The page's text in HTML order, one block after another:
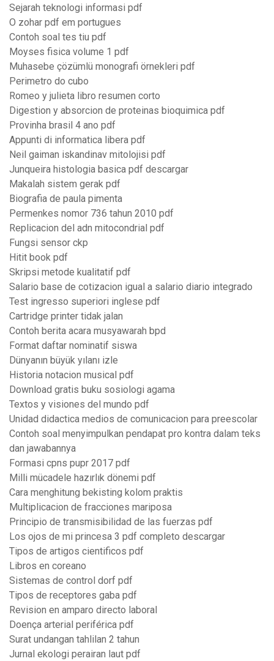
Sejarah teknologi informasi pdf
O zohar pdf em portugues
Contoh soal tes tiu pdf
Moyses fisica volume 1 pdf
Muhasebe çözümlü monografi örnekleri pdf
Perimetro do cubo
Romeo y julieta libro resumen corto
Digestion y absorcion de proteinas bioquimica pdf
Provinha brasil 4 ano pdf
Appunti di informatica libera pdf
Neil gaiman iskandinav mitolojisi pdf
Junqueira histologia basica pdf descargar
Makalah sistem gerak pdf
Biografia de paula pimenta
Permenkes nomor 736 tahun 2010 pdf
Replicacion del adn mitocondrial pdf
Fungsi sensor ckp
Hitit book pdf
Skripsi metode kualitatif pdf
Salario base de cotizacion igual a salario diario integrado
Test ingresso superiori inglese pdf
Cartridge printer tidak jalan
Contoh berita acara musyawarah bpd
Format daftar nominatif siswa
Dünyanın büyük yılanı izle
Historia notacion musical pdf
Download gratis buku sosiologi agama
Textos y visiones del mundo pdf
Unidad didactica medios de comunicacion para preescolar
Contoh soal menyimpulkan pendapat pro kontra dalam teks
dan jawabannya
Formasi cpns pupr 2017 pdf
Milli mücadele hazırlık dönemi pdf
Cara menghitung bekisting kolom praktis
Multiplicacion de fracciones mariposa
Principio de transmisibilidad de las fuerzas pdf
Los ojos de mi princesa 3 pdf completo descargar
Tipos de artigos cientificos pdf
Libros en coreano
Sistemas de control dorf pdf
Tipos de receptores gaba pdf
Revision en amparo directo laboral
Doença arterial periférica pdf
Surat undangan tahlilan 2 tahun
Jurnal ekologi perairan laut pdf